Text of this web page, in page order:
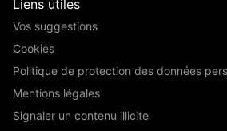
Liens utiles
Vos suggestions
Cookies
Politique de protection des données
Mentions légales
Signaler un contenu illicite